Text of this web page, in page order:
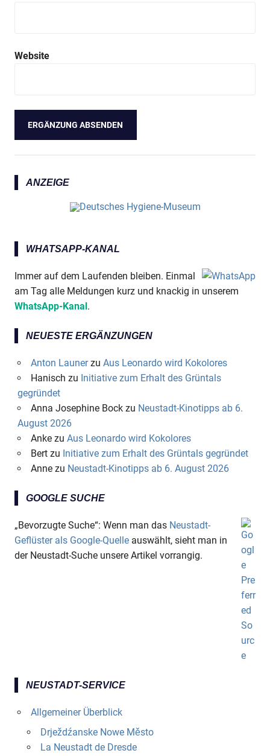
Website
ANZEIGE
WHATSAPP-KANAL
Immer auf dem Laufenden bleiben. Einmal
am Tag alle Meldungen kurz und knackig in unserem
WhatsApp-Kanal .
NEUESTE ERGÄNZUNGEN
Anton Launerzu Aus Leonardo wird Kokolores
Hanisch zu Initiative zum Erhalt des Grüntals
gegründet
Anna Josephine Bockzu Neustadt-Kinotipps ab 6.
August 2026
Ankezu Aus Leonardo wird Kokolores
Bertzu Initiative zum Erhalt des Grüntals gegründet
Annezu Neustadt-Kinotipps ab 6. August 2026
GOOGLE SUCHE
„Bevorzugte Suche“: Wenn man das Neustadt-
Geflüster als Google-Quelle auswählt, sieht man in
der Neustadt-Suche unsere Artikel vorrangig.
NEUSTADT-SERVICE
Allgemeiner Überblick
Drježdźanske Nowe Město
La Neustadt de Dresde